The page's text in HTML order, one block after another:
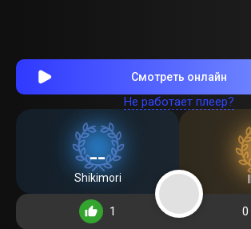
Смотреть онлайн
Не работает плеер?
--
Shikimori
1
0